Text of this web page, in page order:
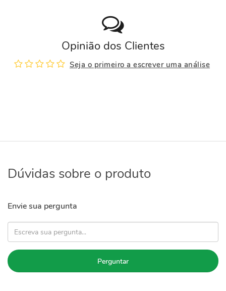
Opinião dos Clientes
Seja o primeiro a escrever uma análise
Dúvidas sobre o produto
Envie sua pergunta
Perguntar